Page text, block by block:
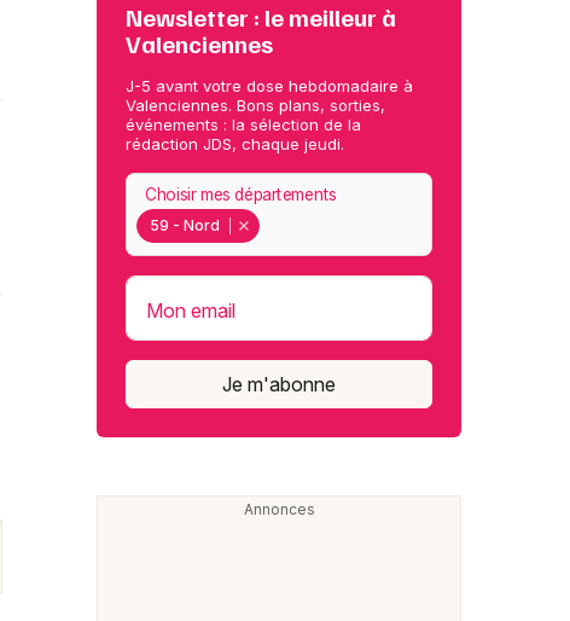
Newsletter : le meilleur à
Valenciennes
J-5 avant votre dose hebdomadaire à
Valenciennes. Bons plans, sorties,
événements : la sélection de la
rédaction JDS, chaque jeudi.
59 - Nord
Choisir mes départements
Mon email
Je m'abonne